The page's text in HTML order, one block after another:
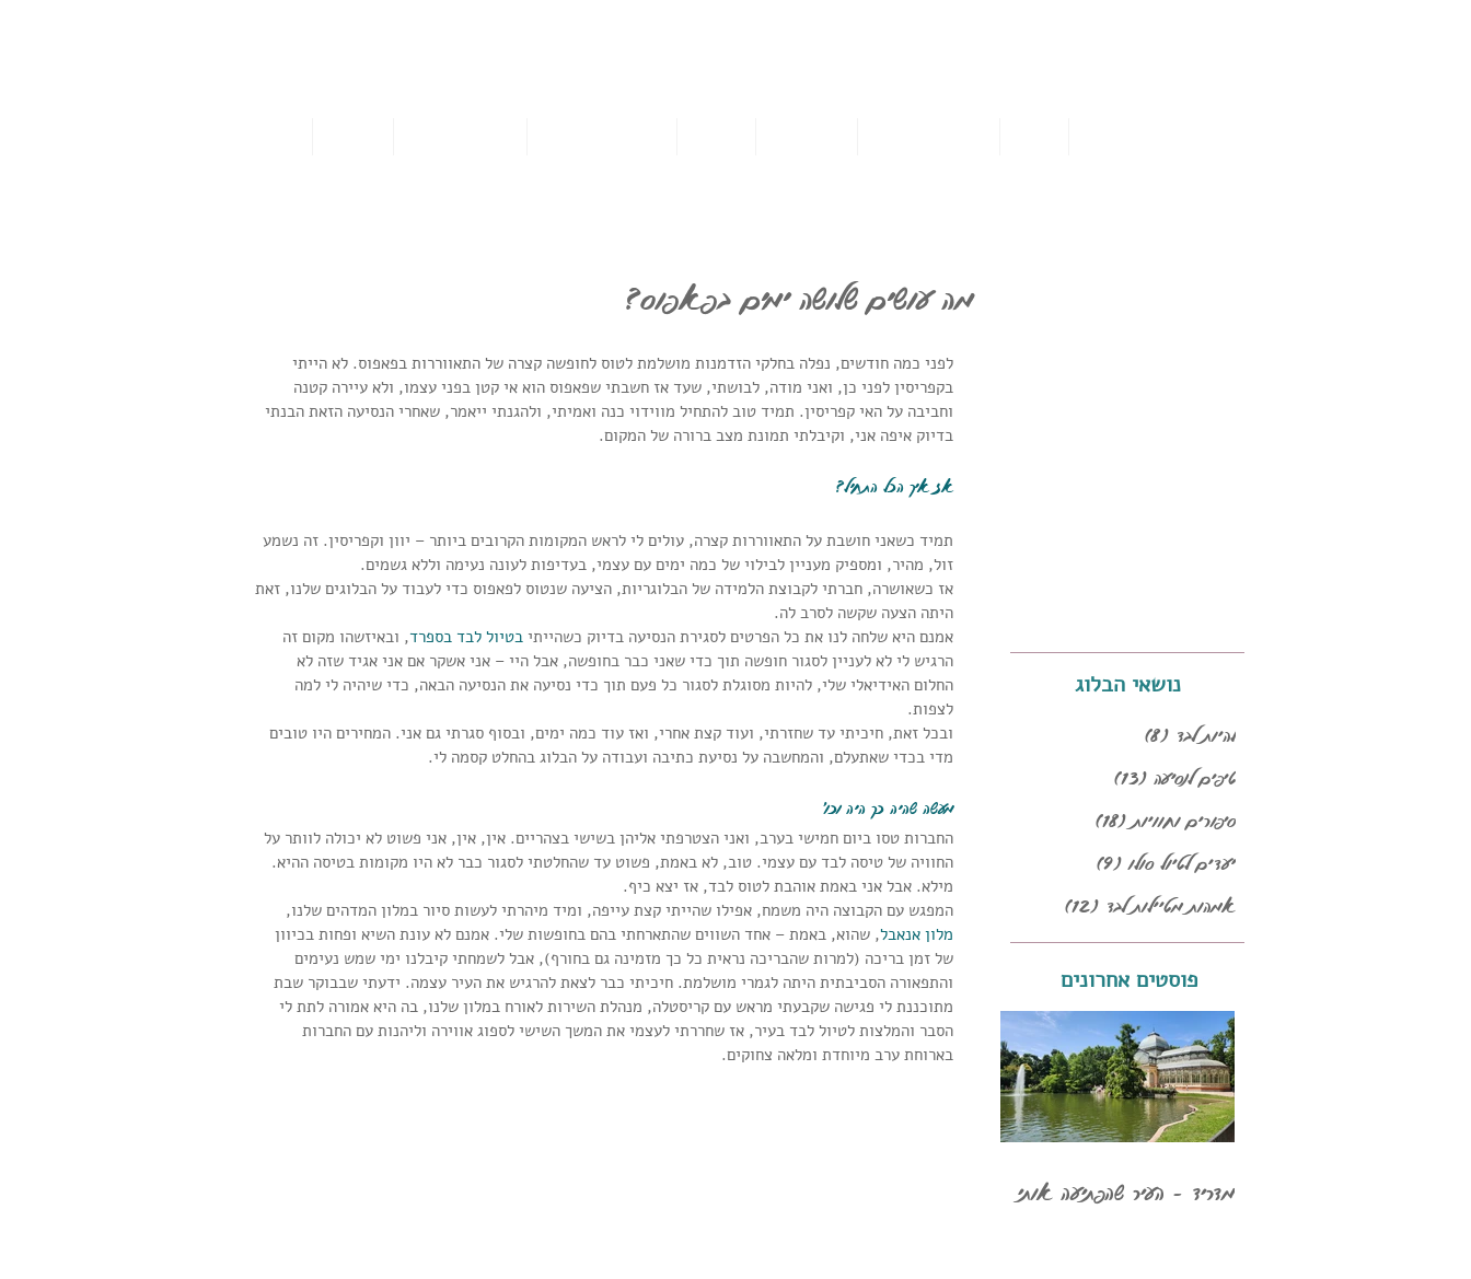
מה עושים שלושה ימים בפאפוס?
לפני כמה חודשים, נפלה בחלקי הזדמנות מושלמת לטוס לחופשה קצרה של התאווררות בפאפוס. לא הייתי
בקפריסין לפני כן, ואני מודה, לבושתי, שעד אז חשבתי שפאפוס הוא אי קטן בפני עצמו, ולא עיירה קטנה
וחביבה על האי קפריסין. תמיד טוב להתחיל מווידוי כנה ואמיתי, ולהגנתי ייאמר, שאחרי הנסיעה הזאת הבנתי
בדיוק איפה אני, וקיבלתי תמונת מצב ברורה של המקום.
אז איך הכל התחיל?
תמיד כשאני חושבת על התאווררות קצרה, עולים לי לראש המקומות הקרובים ביותר – יוון וקפריסין. זה נשמע
זול, מהיר, ומספיק מעניין לבילוי של כמה ימים עם עצמי, בעדיפות לעונה נעימה וללא גשמים.
אז כשאושרה, חברתי לקבוצת הלמידה של הבלוגריות, הציעה שנטוס לפאפוס כדי לעבוד על הבלוגים שלנו, זאת
היתה הצעה שקשה לסרב לה.
אמנם היא שלחה לנו את כל הפרטים לסגירת הנסיעה בדיוק כשהייתי בטיול לבד בספרד, ובאיזשהו מקום זה
הרגיש לי לא לעניין לסגור חופשה תוך כדי שאני כבר בחופשה, אבל היי – אני אשקר אם אני אגיד שזה לא
החלום האידיאלי שלי, להיות מסוגלת לסגור כל פעם תוך כדי נסיעה את הנסיעה הבאה, כדי שיהיה לי למה
לצפות.
ובכל זאת, חיכיתי עד שחזרתי, ועוד קצת אחרי, ואז עוד כמה ימים, ובסוף סגרתי גם אני. המחירים היו טובים
מדי בכדי שאתעלם, והמחשבה על נסיעת כתיבה ועבודה על הבלוג בהחלט קסמה לי.
מעשה שהיה כך היה וכו'
החברות טסו ביום חמישי בערב, ואני הצטרפתי אליהן בשישי בצהריים. אין, אין, אני פשוט לא יכולה לוותר על
החוויה של טיסה לבד עם עצמי. טוב, לא באמת, פשוט עד שהחלטתי לסגור כבר לא היו מקומות בטיסה ההיא.
מילא. אבל אני באמת אוהבת לטוס לבד, אז יצא כיף.
המפגש עם הקבוצה היה משמח, אפילו שהייתי קצת עייפה, ומיד מיהרתי לעשות סיור במלון המדהים שלנו,
מלון אנאבל, שהוא, באמת – אחד השווים שהתארחתי בהם בחופשות שלי. אמנם לא עונת השיא ופחות בכיוון
של זמן בריכה (למרות שהבריכה נראית כל כך מזמינה גם בחורף), אבל לשמחתי קיבלנו ימי שמש נעימים
והתפאורה הסביבתית היתה לגמרי מושלמת. חיכיתי כבר לצאת להרגיש את העיר עצמה. ידעתי שבבוקר שבת
מתוכננת לי פגישה שקבעתי מראש עם קריסטלה, מנהלת השירות לאורח במלון שלנו, בה היא אמורה לתת לי
הסבר והמלצות לטיול לבד בעיר, אז שחררתי לעצמי את המשך השישי לספוג אווירה וליהנות עם החברות
בארוחת ערב מיוחדת ומלאה צחוקים.
נושאי הבלוג
להיות לבד (8)
טיפים לנסיעה(13)
סיפורים וחוויות(18)
יעדים לטיול סולו(9)
אמהות מטיילות לבד (12)
פוסטים אחרונים
מדריד - העיר שהפתיעה אותי